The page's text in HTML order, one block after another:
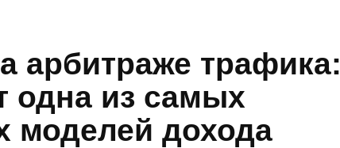
арбитраже трафика:
одна из самых
моделей дохода